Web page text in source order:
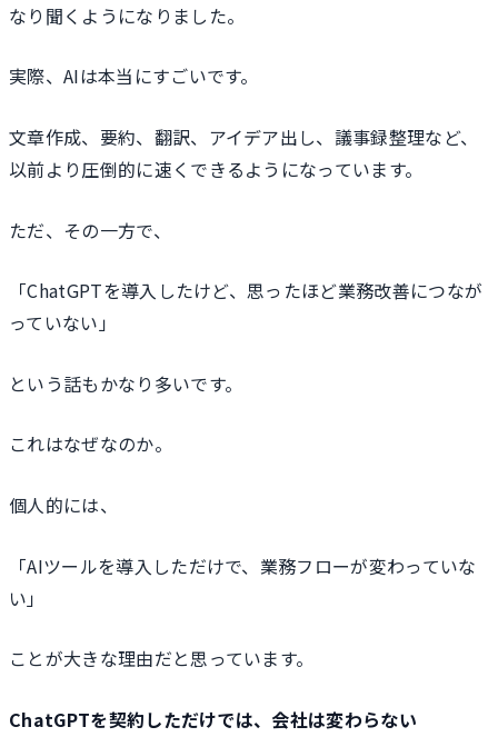
なり聞くようになりました。
実際、AIは本当にすごいです。
文章作成、要約、翻訳、アイデア出し、議事録整理など、
以前より圧倒的に速くできるようになっています。
ただ、その一方で、
「ChatGPTを導入したけど、思ったほど業務改善につなが
っていない」
という話もかなり多いです。
これはなぜなのか。
個人的には、
「AIツールを導入しただけで、業務フローが変わっていな
い」
ことが大きな理由だと思っています。
ChatGPTを契約しただけでは、会社は変わらない